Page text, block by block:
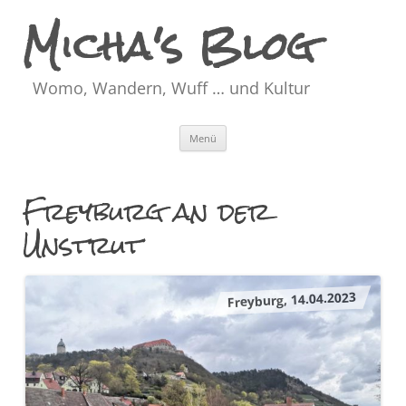
Micha's Blog
Womo, Wandern, Wuff … und Kultur
Menü
Freyburg an der
Unstrut
Freyburg, 14.04.2023